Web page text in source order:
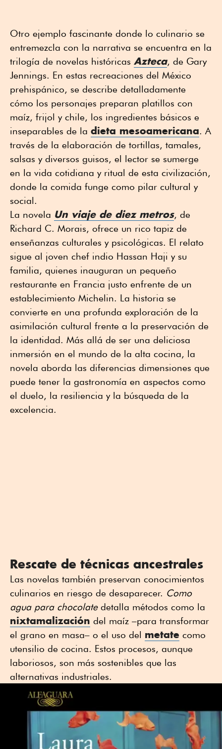
Otro ejemplo fascinante donde lo culinario se
entremezcla con la narrativa se encuentra en la
trilogía de novelas históricas Azteca, de Gary
Jennings. En estas recreaciones del México
prehispánico, se describe detalladamente
cómo los personajes preparan platillos con
maíz, frijol y chile, los ingredientes básicos e
inseparables de la dieta mesoamericana. A
través de la elaboración de tortillas, tamales,
salsas y diversos guisos, el lector se sumerge
en la vida cotidiana y ritual de esta civilización,
donde la comida funge como pilar cultural y
social.
La novela Un viaje de diez metros, de
Richard C. Morais, ofrece un rico tapiz de
enseñanzas culturales y psicológicas. El relato
sigue al joven chef indio Hassan Haji y su
familia, quienes inauguran un pequeño
restaurante en Francia justo enfrente de un
establecimiento Michelin. La historia se
convierte en una profunda exploración de la
asimilación cultural frente a la preservación de
la identidad. Más allá de ser una deliciosa
inmersión en el mundo de la alta cocina, la
novela aborda las diferencias dimensiones que
puede tener la gastronomía en aspectos como
el duelo, la resiliencia y la búsqueda de la
excelencia.
Rescate de técnicas ancestrales
Las novelas también preservan conocimientos
culinarios en riesgo de desaparecer. Como
agua para chocolatedetalla métodos como la
nixtamalización del maíz –para transformar
el grano en masa– o el uso del metate como
utensilio de cocina. Estos procesos, aunque
laboriosos, son más sostenibles que las
alternativas industriales.